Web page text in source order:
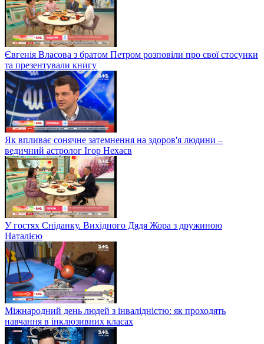
Євгенія Власова з братом Петром розповіли про свої стосунки
та презентували книгу
Як впливає сонячне затемнення на здоров'я людини –
ведичний астролог Ігор Нехаєв
У гостях Сніданку. Вихідного Дядя Жора з дружиною
Наталією
Міжнародний день людей з інвалідністю: як проходять
навчання в інклюзивних класах